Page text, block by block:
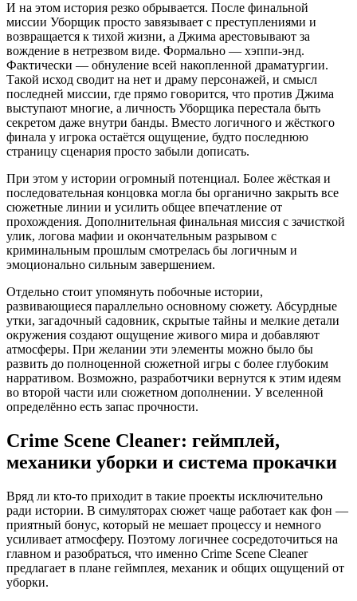
И на этом история резко обрывается. После финальной
миссии Уборщик просто завязывает с преступлениями и
возвращается к тихой жизни, а Джима арестовывают за
вождение в нетрезвом виде. Формально — хэппи‑энд.
Фактически — обнуление всей накопленной драматургии.
Такой исход сводит на нет и драму персонажей, и смысл
последней миссии, где прямо говорится, что против Джима
выступают многие, а личность Уборщика перестала быть
секретом даже внутри банды. Вместо логичного и жёсткого
финала у игрока остаётся ощущение, будто последнюю
страницу сценария просто забыли дописать.
При этом у истории огромный потенциал. Более жёсткая и
последовательная концовка могла бы органично закрыть все
сюжетные линии и усилить общее впечатление от
прохождения. Дополнительная финальная миссия с зачисткой
улик, логова мафии и окончательным разрывом с
криминальным прошлым смотрелась бы логичным и
эмоционально сильным завершением.
Отдельно стоит упомянуть побочные истории,
развивающиеся параллельно основному сюжету. Абсурдные
утки, загадочный садовник, скрытые тайны и мелкие детали
окружения создают ощущение живого мира и добавляют
атмосферы. При желании эти элементы можно было бы
развить до полноценной сюжетной игры с более глубоким
нарративом. Возможно, разработчики вернутся к этим идеям
во второй части или сюжетном дополнении. У вселенной
определённо есть запас прочности.
Crime Scene Cleaner: геймплей,
механики уборки и система прокачки
Вряд ли кто‑то приходит в такие проекты исключительно
ради истории. В симуляторах сюжет чаще работает как фон —
приятный бонус, который не мешает процессу и немного
усиливает атмосферу. Поэтому логичнее сосредоточиться на
главном и разобраться, что именно Crime Scene Cleaner
предлагает в плане геймплея, механик и общих ощущений от
уборки.